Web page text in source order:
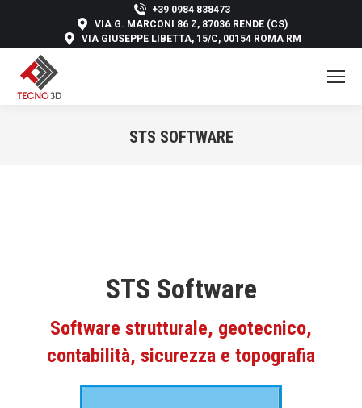
+39 0984 838473
VIA G. MARCONI 86 Z, 87036 RENDE (CS)
VIA GIUSEPPE LIBETTA, 15/C, 00154 ROMA RM
STS SOFTWARE
STS Software
Software strutturale, geotecnico,
contabilità, sicurezza e topografia